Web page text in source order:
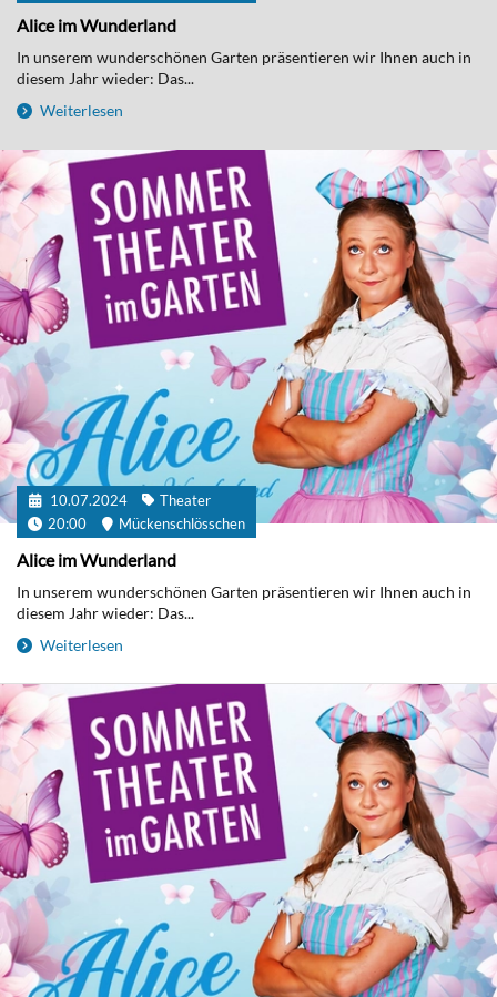
Alice im Wunderland
In unserem wunderschönen Garten präsentieren wir Ihnen auch in
diesem Jahr wieder: Das...
Weiterlesen
10.07.2024
Theater
20:00
Mückenschlösschen
Alice im Wunderland
In unserem wunderschönen Garten präsentieren wir Ihnen auch in
diesem Jahr wieder: Das...
Weiterlesen